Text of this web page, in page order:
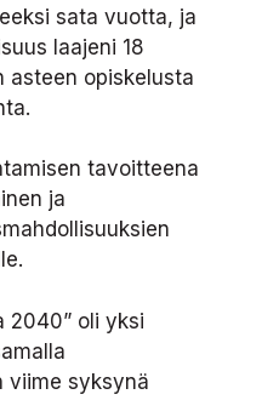
sata vuotta, ja
laajeni 18
asteen opiskelusta
tavoitteena
ja
2040” oli yksi
viime syksynä